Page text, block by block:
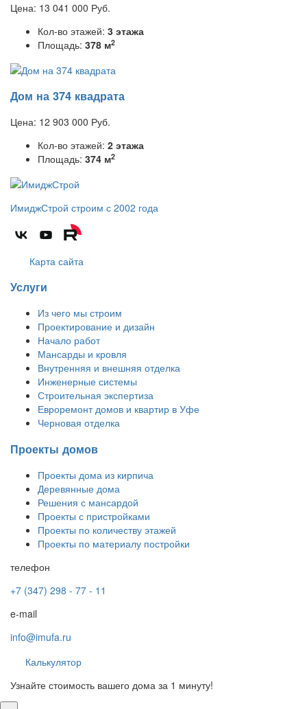
Цена: 13 041 000 Руб.
Кол-во этажей: 3 этажа
Площадь: 378 м2
Дом на 374 квадрата
Цена: 12 903 000 Руб.
Кол-во этажей: 2 этажа
Площадь: 374 м2
ИмиджСтрой строим с 2002 года
Карта сайта
Услуги
Из чего мы строим
Проектирование и дизайн
Начало работ
Мансарды и кровля
Внутренняя и внешняя отделка
Инженерные системы
Строительная экспертиза
Евроремонт домов и квартир в Уфе
Черновая отделка
Проекты домов
Проекты дома из кирпича
Деревянные дома
Решения с мансардой
Проекты с пристройками
Проекты по количеству этажей
Проекты по материалу постройки
телефон
+7 (347) 298 - 77 - 11
e-mail
info@imufa.ru
Калькулятор
Узнайте стоимость вашего дома за 1 минуту!